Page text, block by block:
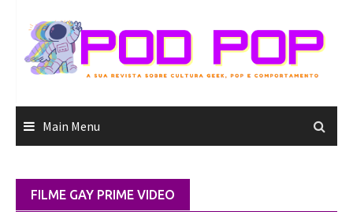
content
Main Menu
FILME GAY PRIME VIDEO